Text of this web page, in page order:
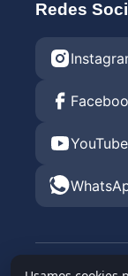
Redes
YouTube
© 2026